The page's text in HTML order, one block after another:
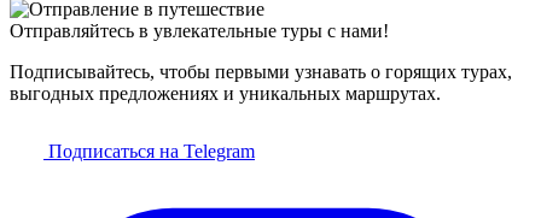
Отправляйтесь в увлекательные туры с нами!
Подписывайтесь, чтобы первыми узнавать о горящих турах,
выгодных предложениях и уникальных маршрутах.
Подписаться на Telegram